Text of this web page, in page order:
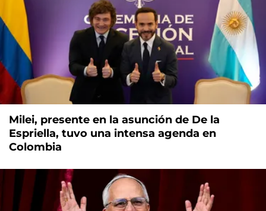
Milei, presente en la asunción de De la
Espriella, tuvo una intensa agenda en
Colombia